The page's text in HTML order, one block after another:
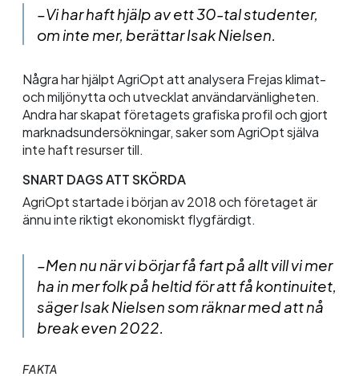
–Vi har haft hjälp av ett 30-tal studenter,
om inte mer, berättar Isak Nielsen.
Några har hjälptAgriOptatt analysera Frejas klimat-
och miljönytta och utvecklat användarvänligheten.
Andra har skapat företagets grafiska profil och gjort
marknadsundersökningar, saker somAgriOptsjälva
inte haft resurser till.
SNART DAGS ATT SKÖRDA
AgriOptstartade i början av 2018 och företaget är
ännu inte riktigt ekonomiskt flygfärdigt.
–Men nu när vi börjar få fart på allt vill vi mer
ha in mer folk på heltid för att få kontinuitet,
säger Isak Nielsen som räknar med att nå
breakeven 2022.
FAKTA